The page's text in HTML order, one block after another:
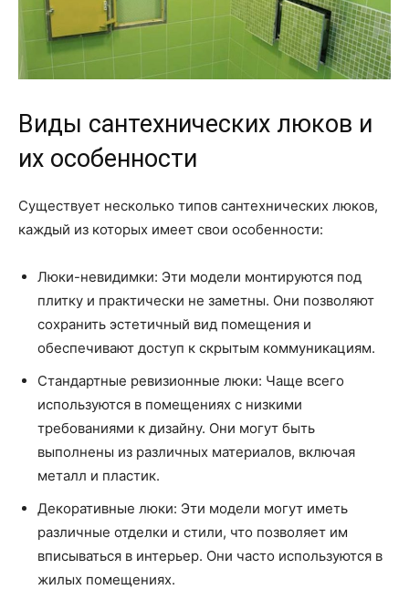
Виды сантехнических люков и
их особенности
Существует несколько типов сантехнических люков,
каждый из которых имеет свои особенности:
Люки-невидимки: Эти модели монтируются под
плитку и практически не заметны. Они позволяют
сохранить эстетичный вид помещения и
обеспечивают доступ к скрытым коммуникациям.
Стандартные ревизионные люки: Чаще всего
используются в помещениях с низкими
требованиями к дизайну. Они могут быть
выполнены из различных материалов, включая
металл и пластик.
Декоративные люки: Эти модели могут иметь
различные отделки и стили, что позволяет им
вписываться в интерьер. Они часто используются в
жилых помещениях.